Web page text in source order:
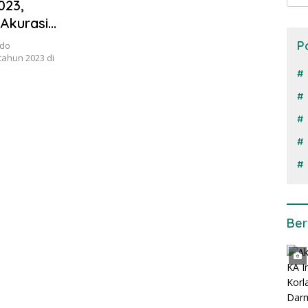
2023 di